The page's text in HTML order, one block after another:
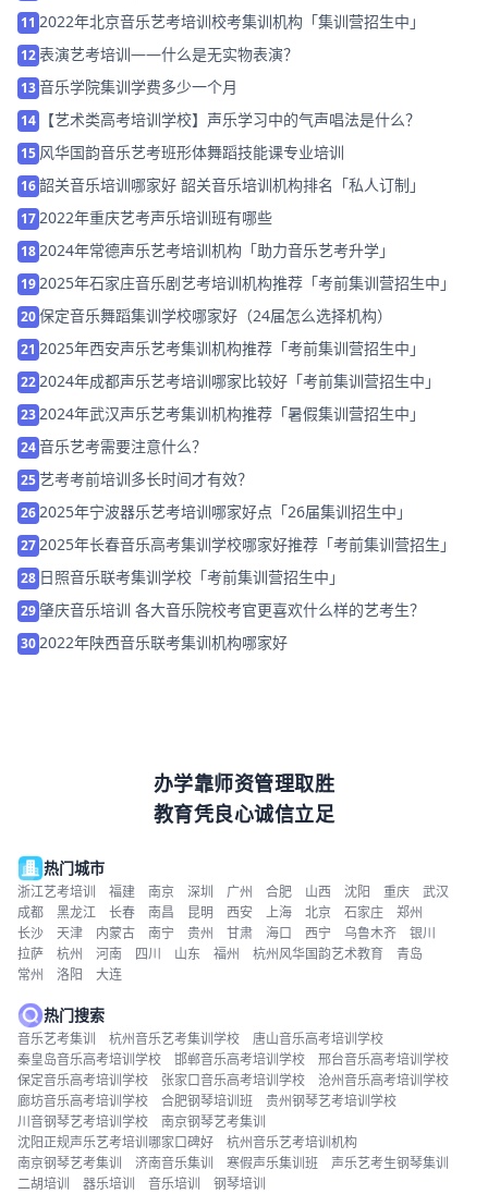
11 2022年北京音乐艺考培训校考集训机构「集训营招生中」
12表演艺考培训——什么是无实物表演？
13音乐学院集训学费多少一个月
14 【艺术类高考培训学校】声乐学习中的气声唱法是什么？
15 风华国韵音乐艺考班形体舞蹈技能课专业培训
16韶关音乐培训哪家好 韶关音乐培训机构排名「私人订制」
17 2022年重庆艺考声乐培训班有哪些
18 2024年常德声乐艺考培训机构「助力音乐艺考升学」
19 2025年石家庄音乐剧艺考培训机构推荐「考前集训营招生中」
20保定音乐舞蹈集训学校哪家好（24届怎么选择机构）
21 2025年西安声乐艺考集训机构推荐「考前集训营招生中」
22 2024年成都声乐艺考培训哪家比较好「考前集训营招生中」
23 2024年武汉声乐艺考集训机构推荐「暑假集训营招生中」
24音乐艺考需要注意什么？
25艺考考前培训多长时间才有效？
26 2025年宁波器乐艺考培训哪家好点「26届集训招生中」
27 2025年长春音乐高考集训学校哪家好推荐「考前集训营招生」
28 日照音乐联考集训学校「考前集训营招生中」
29肇庆音乐培训 各大音乐院校考官更喜欢什么样的艺考生？
30 2022年陕西音乐联考集训机构哪家好
办学靠师资管理取胜
教育凭良心诚信立足
热门城市
浙江艺考培训 福建 南京 深圳 广州 合肥 山西 沈阳 重庆
武汉
成都
黑龙江 长春 南昌 昆明 西安 上海 北京 石家庄
郑州
长沙
天津 内蒙古 南宁 贵州 甘肃 海口 西宁 乌鲁木齐
银川
拉萨
杭州 河南 四川 山东 福州 杭州风华国韵艺术教育
青岛
常州
洛阳 大连
热门搜索
音乐艺考集训 杭州音乐艺考集训学校
唐山音乐高考培训学校
秦皇岛音乐高考培训学校
邯郸音乐高考培训学校
邢台音乐高考培训学校
保定音乐高考培训学校
张家口音乐高考培训学校
沧州音乐高考培训学校
廊坊音乐高考培训学校
合肥钢琴培训班
贵州钢琴艺考培训学校
川音钢琴艺考培训学校
南京钢琴艺考集训
沈阳正规声乐艺考培训哪家口碑好
杭州音乐艺考培训机构
南京钢琴艺考集训
济南音乐集训 寒假声乐集训班
声乐艺考生钢琴集训
二胡培训
器乐培训 音乐培训 钢琴培训